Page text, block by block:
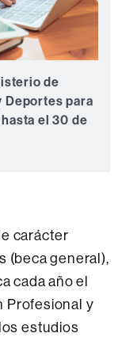
de
Deportes para
el 30 de
carácter
(beca general),
cada año el
Profesional y
estudios